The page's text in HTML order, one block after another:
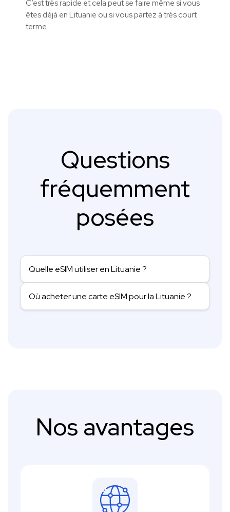
C’est très rapide et cela peut se faire même si vous
êtes déjà en Lituanie ou si vous partez à très court
terme.
Questions
fréquemment
posées
Quelle eSIM utiliser en Lituanie ?
Où acheter une carte eSIM pour la Lituanie ?
Nos avantages